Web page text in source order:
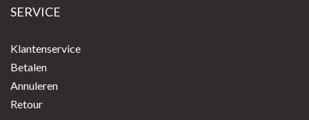
SERVICE
Klantenservice
Betalen
Annuleren
Retour